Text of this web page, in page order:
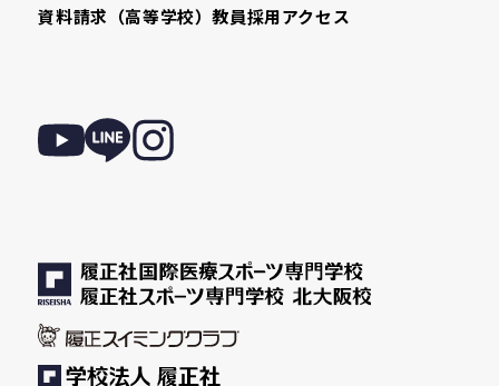
資料請求（高等学校）教員採用アクセス